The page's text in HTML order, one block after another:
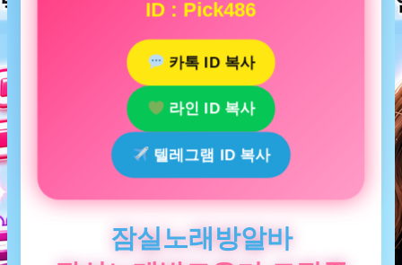
ID : Pick486
카톡 ID 복사
라인 ID 복사
텔레그램 ID 복사
잠실노래방알바